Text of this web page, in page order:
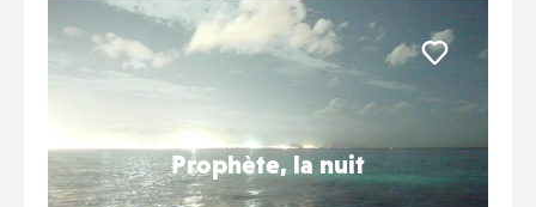
Prophète, la nuit
Liker